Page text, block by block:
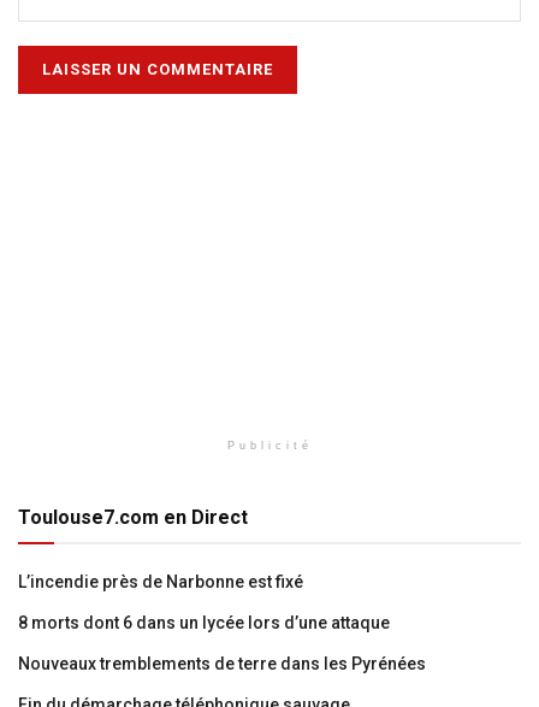
Publicité
Toulouse7.com en Direct
L’incendie près de Narbonne est fixé
8 morts dont 6 dans un lycée lors d’une attaque
Nouveaux tremblements de terre dans les Pyrénées